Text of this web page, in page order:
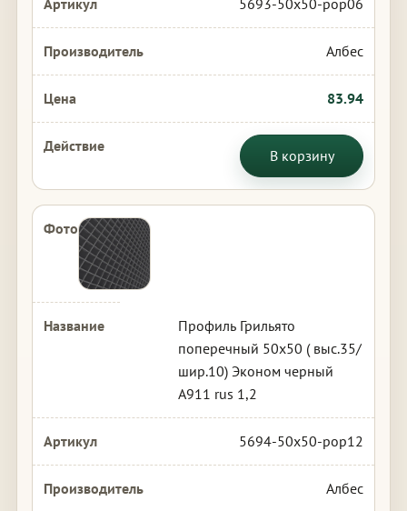
5693-50x50-pop06
Албес
83.94
В корзину
Профиль Грильято
поперечный 50х50 ( выс.35/
шир.10) Эконом черный
А911 rus 1,2
5694-50x50-pop12
Албес